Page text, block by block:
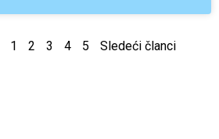
1 2 3 4 5 Sledeći članci